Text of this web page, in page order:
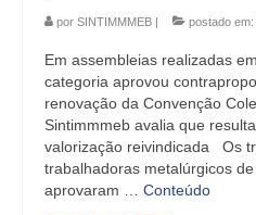
por SINTIMMMEB | postado em:
Em assembleias realizadas
categoria aprovou
renovação da Convenção
Sintimmmeb avalia que
valorização reivindicada Os
trabalhadoras metalúrgicos
aprovaram … Conteúdo